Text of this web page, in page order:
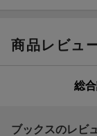
本格的に株式投資
を突破。現在は、
身の投資戦略や情
損芸」も人気を集
〜「値がさ」の「
PART 4 資産4億円
PART 5 資産1億
商品レビュ
総合
ブックスのレビ